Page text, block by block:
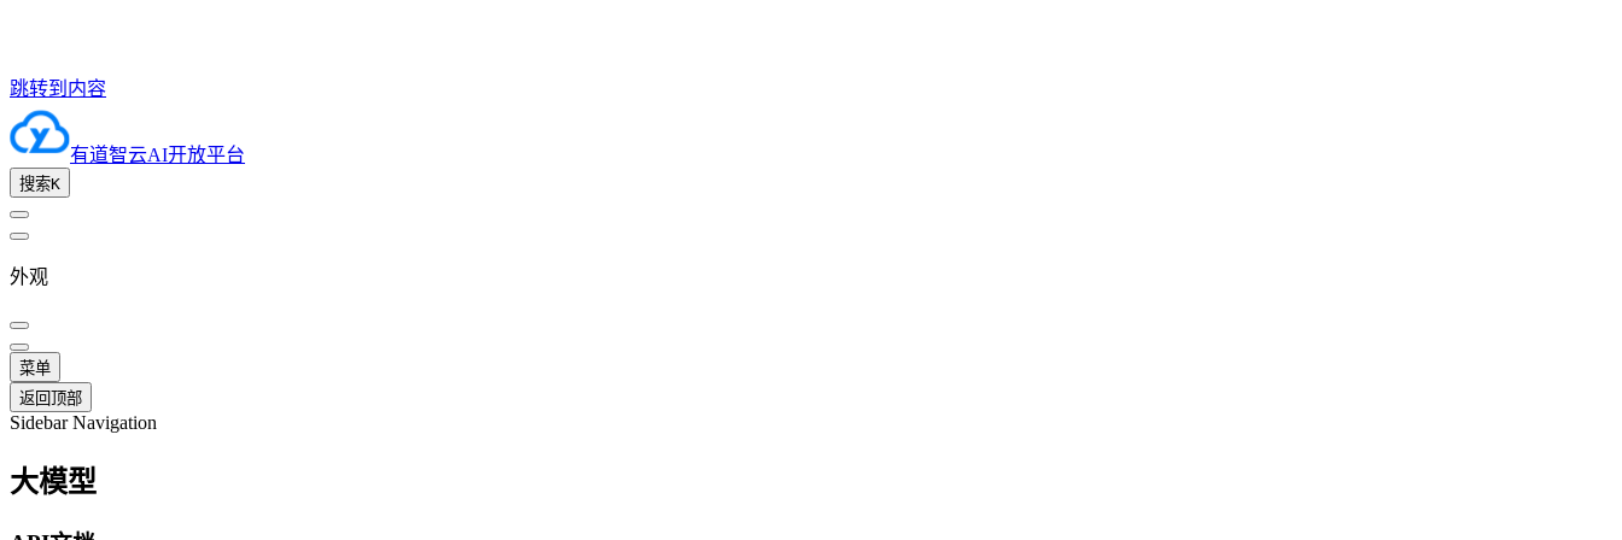
跳转到内容
有道智云AI开放平台
搜索K
外观
菜单
返回顶部
Sidebar Navigation
大模型